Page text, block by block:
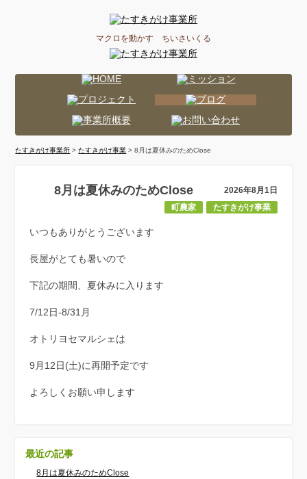
マクロを動かす ちいさいくる
たすきがけ事業所 >たすきがけ事業 > 8月は夏休みのためClose
8月は夏休みのためClose
2026年8月1日
たすきがけ事業
町農家
いつもありがとうございます
長屋がとても暑いので
下記の期間、夏休みに入ります
7/12日-8/31月
オトリヨセマルシェは
9月12日(土)に再開予定です
よろしくお願い申します
最近の記事
8月は夏休みのためClose